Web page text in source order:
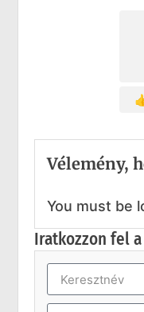
Vélemény,
You must be
Iratkozzon fel